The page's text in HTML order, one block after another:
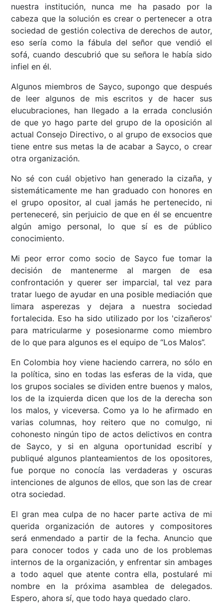
nuestra institución, nunca me ha pasado por la
cabeza que la solución es crear o pertenecer a otra
sociedad de gestión colectiva de derechos de autor,
eso sería como la fábula del señor que vendió el
sofá, cuando descubrió que su señora le había sido
infiel en él.
Algunos miembros de Sayco, supongo que después
de leer algunos de mis escritos y de hacer sus
elucubraciones, han llegado a la errada conclusión
de que yo hago parte del grupo de la oposición al
actual Consejo Directivo, o al grupo de exsocios que
tiene entre sus metas la de acabar a Sayco, o crear
otra organización.
No sé con cuál objetivo han generado la cizaña, y
sistemáticamente me han graduado con honores en
el grupo opositor, al cual jamás he pertenecido, ni
perteneceré, sin perjuicio de que en él se encuentre
algún amigo personal, lo que sí es de público
conocimiento.
Mi peor error como socio de Sayco fue tomar la
decisión de mantenerme al margen de esa
confrontación y querer ser imparcial, tal vez para
tratar luego de ayudar en una posible mediación que
limara asperezas y dejara a nuestra sociedad
fortalecida. Eso ha sido utilizado por los 'cizañeros'
para matricularme y posesionarme como miembro
de lo que para algunos es el equipo de “Los Malos”.
En Colombia hoy viene haciendo carrera, no sólo en
la política, sino en todas las esferas de la vida, que
los grupos sociales se dividen entre buenos y malos,
los de la izquierda dicen que los de la derecha son
los malos, y viceversa. Como ya lo he afirmado en
varias columnas, hoy reitero que no comulgo, ni
cohonesto ningún tipo de actos delictivos en contra
de Sayco, y si en alguna oportunidad escribí y
publiqué algunos planteamientos de los opositores,
fue porque no conocía las verdaderas y oscuras
intenciones de algunos de ellos, que son las de crear
otra sociedad.
El gran mea culpa de no hacer parte activa de mi
querida organización de autores y compositores
será enmendado a partir de la fecha. Anuncio que
para conocer todos y cada uno de los problemas
internos de la organización, y enfrentar sin ambages
a todo aquel que atente contra ella, postularé mi
nombre en la próxima asamblea de delegados.
Espero, ahora sí, que todo haya quedado claro.